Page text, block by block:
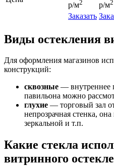
р/м2
р/м2
Заказать
Виды остекления
Для оформления магазинов
конструкций:
сквозные — внутреннее
павильона можно
глухие — торговый зал
непрозрачная стенка,
зеркальной и т.п.
Какие стекла
витринного